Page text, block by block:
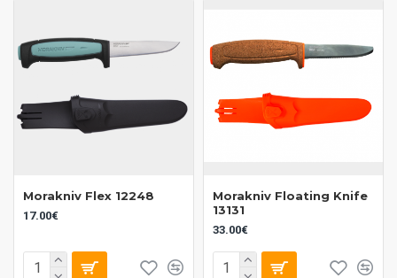
Morakniv Flex 12248
17.00€
Morakniv Floating Knife
13131
33.00€